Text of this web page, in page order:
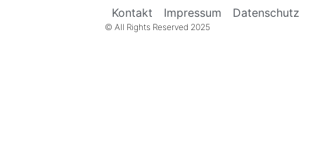
Kontakt Impressum Datenschutz
© All Rights Reserved 2025